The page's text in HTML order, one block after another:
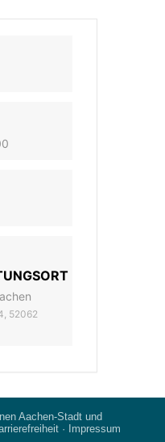
52062
Aachen-Stadt und
·
Impressum